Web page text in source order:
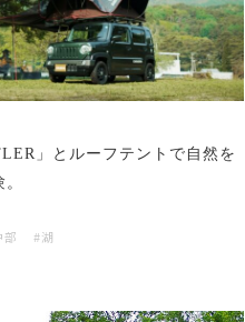
」とルーフテントで自然を
部 湖